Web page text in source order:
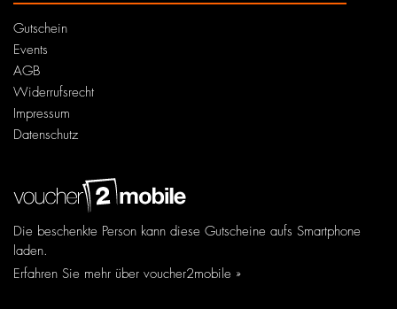
Gutschein
Events
AGB
Widerrufsrecht
Impressum
Datenschutz
Die beschenkte Person kann diese Gutscheine aufs Smartphone
laden.
Erfahren Sie mehr über voucher2mobile »